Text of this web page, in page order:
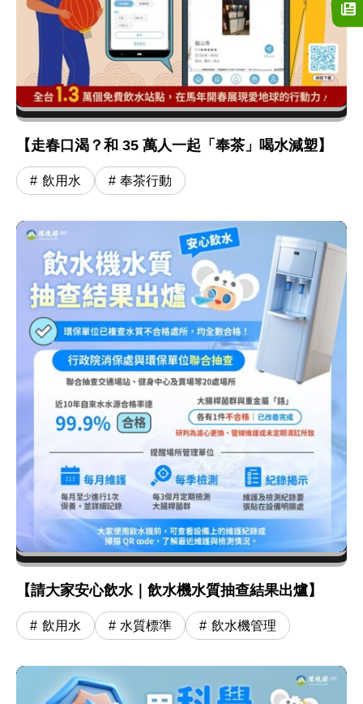
【走春口渴？和 35 萬人一起「奉茶」喝水減塑】
飲用水 奉茶行動
【請大家安心飲水｜飲水機水質抽查結果出爐】
飲用水 水質標準 飲水機管理